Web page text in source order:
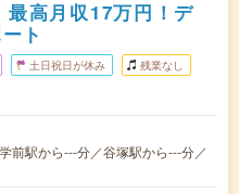
最高月収17万円！デ
ト
土日祝日が休み 残業なし
前駅から---分／谷塚駅から---分／